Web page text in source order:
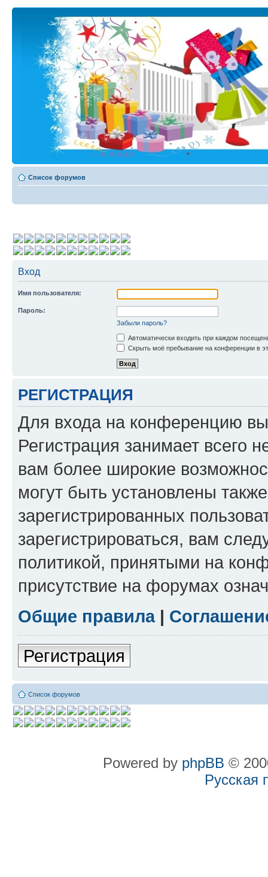
Список форумов
Вход
Имя пользователя:
Пароль:
Забыли пароль?
Автоматически входить при каждом
Скрыть моё пребывание на конференции в
РЕГИСТРАЦИЯ
Для входа на конференцию
Регистрация занимает всего
вам более широкие
могут быть установлены
зарегистрированных
зарегистрироваться, вам
политикой, принятыми на
присутствие на форумах
Общие правила|
Регистрация
Список форумов
Powered by phpBB ©
Русская